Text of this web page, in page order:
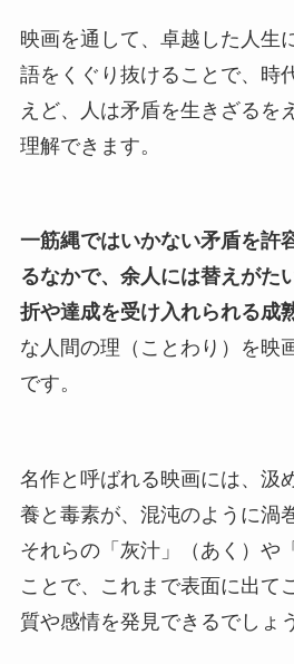
映画を通して、卓越した人生
語をくぐり抜けることで、時
えど、人は矛盾を生きざるを
理解できます。
一筋縄ではいかない矛盾を許
るなかで、余人には替えがた
折や達成を受け入れられる
な人間の理（ことわり）を映
です。
名作と呼ばれる映画には、汲
養と毒素が、混沌のように渦
それらの「灰汁」（あく）や
ことで、これまで表面に出て
質や感情を発見できるでしょう